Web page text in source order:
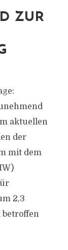
ZUR
aktuellen
der
mit dem
2,3
betroffen